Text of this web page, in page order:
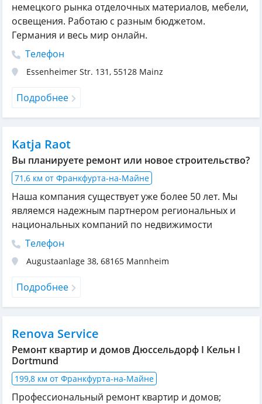
немецкого рынка отделочных материалов, мебели,
освещения. Работаю с разным бюджетом.
Германия и весь мир онлайн.
Телефон
Essenheimer Str. 131, 55128 Mainz
Подробнее
Katja Raot
Вы планируете ремонт или новое строительство?
71,6 км от Франкфурта-на-Майне
Наша компания существует уже более 50 лет. Mы
являемся надежным партнером региональных и
национальных компаний по недвижимости
Телефон
Augustaanlage 38, 68165 Mannheim
Подробнее
Renova Service
Ремонт квартир и домов Дюссельдорф I Кельн I
Dortmund
199,8 км от Франкфурта-на-Майне
Профессиональный ремонт квартир и домов;